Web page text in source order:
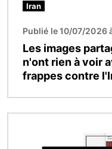
Iran
Publié le 10/07/2026
Les images
n'ont rien à voir
frappes contre